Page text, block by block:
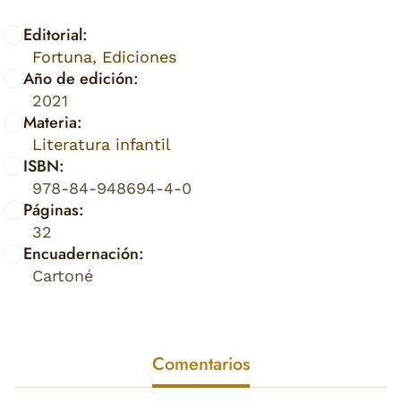
Editorial:
Fortuna, Ediciones
Año de edición:
2021
Materia:
Literatura infantil
ISBN:
978-84-948694-4-0
Páginas:
32
Encuadernación:
Cartoné
Comentarios